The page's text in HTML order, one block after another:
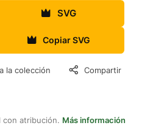
SVG
Copiar SVG
la colección Compartir
con atribución. Más información